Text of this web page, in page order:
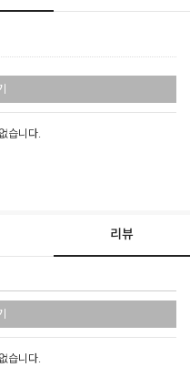
습니다.
리뷰
습니다.